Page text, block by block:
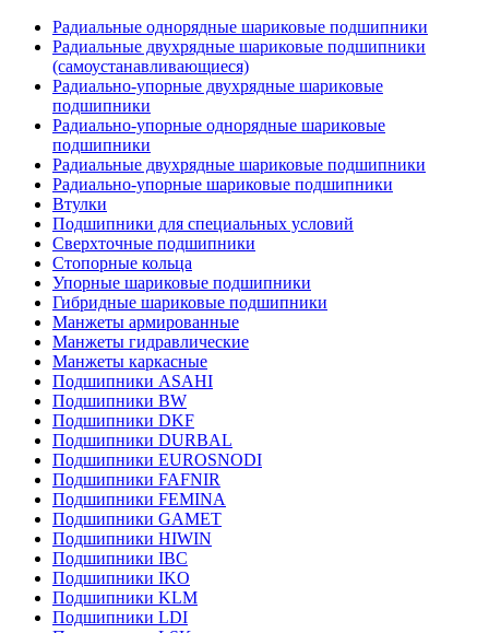
Радиальные однорядные шариковые подшипники
Радиальные двухрядные шариковые подшипники
(самоустанавливающиеся)
Радиально-упорные двухрядные шариковые
подшипники
Радиально-упорные однорядные шариковые
подшипники
Радиальные двухрядные шариковые подшипники
Радиально-упорные шариковые подшипники
Втулки
Подшипники для специальных условий
Сверхточные подшипники
Стопорные кольца
Упорные шариковые подшипники
Гибридные шариковые подшипники
Манжеты армированные
Манжеты гидравлические
Манжеты каркасные
Подшипники ASAHI
Подшипники BW
Подшипники DKF
Подшипники DURBAL
Подшипники EUROSNODI
Подшипники FAFNIR
Подшипники FEMINA
Подшипники GAMET
Подшипники HIWIN
Подшипники IBC
Подшипники IKO
Подшипники KLM
Подшипники LDI